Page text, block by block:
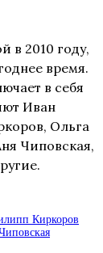
в 2010 году,
время.
в себя
Иван
Ольга
Чиповская,
Киркоров